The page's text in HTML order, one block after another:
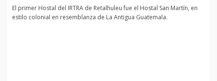
El primer Hostal del IRTRA de Retalhuleu fue el Hostal San Martín, en
estilo colonial en resemblanza de La Antigua Guatemala.